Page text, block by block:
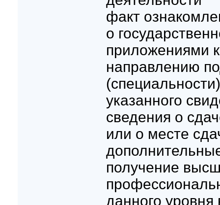
факт
о
приложениями
направлению
указанного
сведения о
или о месте
получение
данного